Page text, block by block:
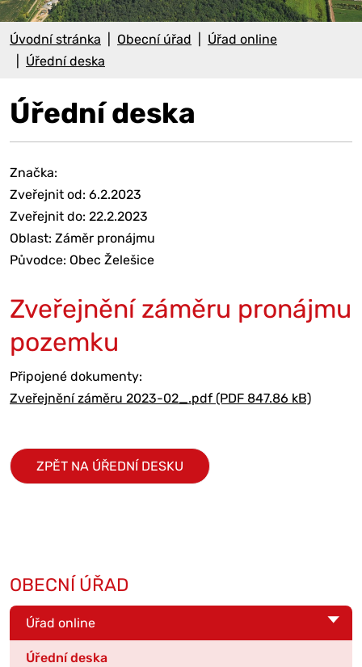
Úvodní stránka Obecní úřad
Úřad online
Úřední deska
Úřední deska
Značka:
Zveřejnit od: 6.2.2023
Zveřejnit do: 22.2.2023
Oblast: Záměr pronájmu
Původce: Obec Želešice
Zveřejnění záměru pronájmu
pozemku
Připojené dokumenty:
Zveřejnění záměru 2023-02_.pdf (PDF 847.86 kB)
ZPĚT NA ÚŘEDNÍ DESKU
OBECNÍ ÚŘAD
Úřad online
Úřední deska